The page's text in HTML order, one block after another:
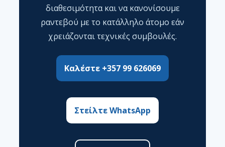
διαθεσιμότητα και να κανονίσουμε
ραντεβού με το κατάλληλο άτομο εάν
χρειάζονται τεχνικές συμβουλές.
Καλέστε +357 99 626069
Στείλτε WhatsApp